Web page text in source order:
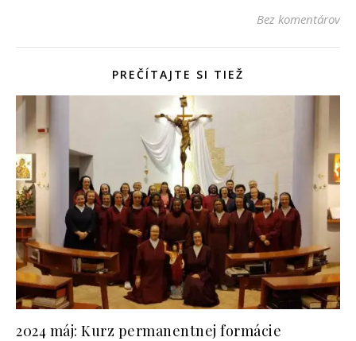
Bez komentárov
PREČÍTAJTE SI TIEŽ
2024 máj: Kurz permanentnej formácie